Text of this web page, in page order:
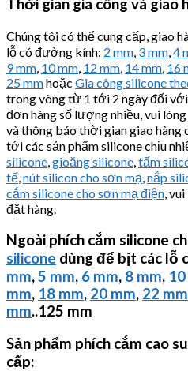
Thời gian gia công và giao
Chúng tôi có thể cung cấp, giao
lỗ có đường kính: 2 mm 3 mm 4
9 mm 10 mm 12 mm 14 mm 16
25 mmhoặc Gia công silicone
trong vòng từ 1 tới 2 ngày đối
đơn hàng số lượng nhiều, vui
và thông báo thời gian giao hàng
tới các sản phẩm silicone chịu
silicone gioăng silicone tấm
tế nút silicon cho sơn mạ nắp
cắm silicone cho sơn mạ điện ,
đặt hàng.
Ngoài phích cắm silicone
silicone dùng để bịt các lỗ
mm,5 mm, 6 mm, 8 mm,
mm, 18 mm, 20 mm, 22 mm
mm..125 mm
Sản phẩm phích cắm cao
cấp: